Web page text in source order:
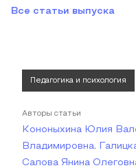
Все статьи выпуска
Педагогика и психология
Авторы статьи
Кононыхина Юлия
Владимировна,
Салова Янина